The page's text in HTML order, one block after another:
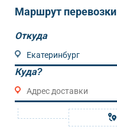
Маршрут перевозки
Откуда
Куда?